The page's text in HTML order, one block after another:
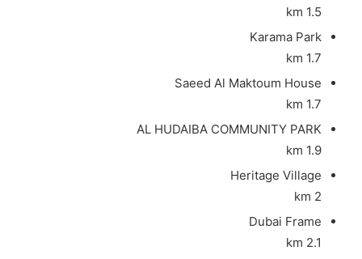
1.5 km
Karama Park
1.7 km
Saeed Al Maktoum House
1.7 km
AL HUDAIBA COMMUNITY PARK
1.9 km
Heritage Village
2 km
Dubai Frame
2.1 km